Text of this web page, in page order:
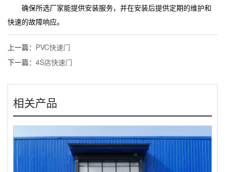
确保所选厂家能提供安装服务，并在安装后提供定期的维护和
快速的故障响应。
上一篇： PVC快速门
下一篇： 4S店快速门
相关产品